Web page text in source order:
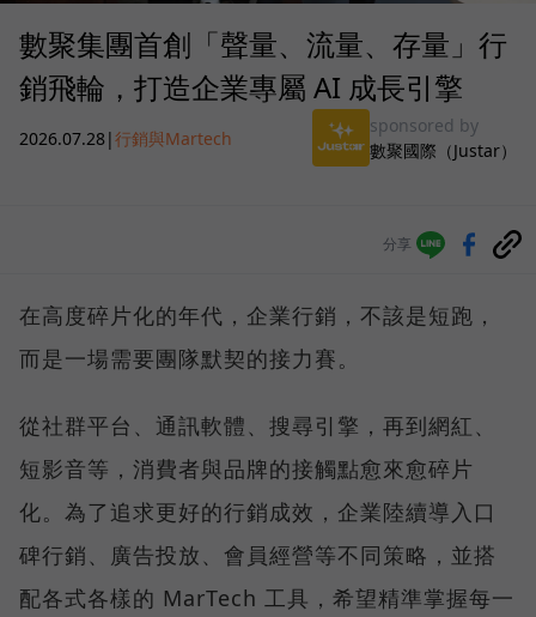
數聚集團首創「聲量、流量、存量」行
銷飛輪，打造企業專屬 AI 成長引擎
2026.07.28|行銷與Martech
sponsored by
數聚國際（Justar）
分享
在高度碎片化的年代，企業行銷，不該是短跑，
而是一場需要團隊默契的接力賽。
從社群平台、通訊軟體、搜尋引擎，再到網紅、
短影音等，消費者與品牌的接觸點愈來愈碎片
化。為了追求更好的行銷成效，企業陸續導入口
碑行銷、廣告投放、會員經營等不同策略，並搭
配各式各樣的 MarTech 工具，希望精準掌握每一